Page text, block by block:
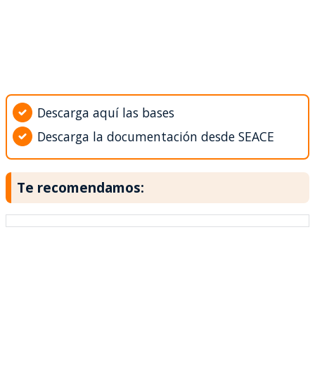
Descarga aquí las bases
Descarga la documentación desde SEACE
Te recomendamos: